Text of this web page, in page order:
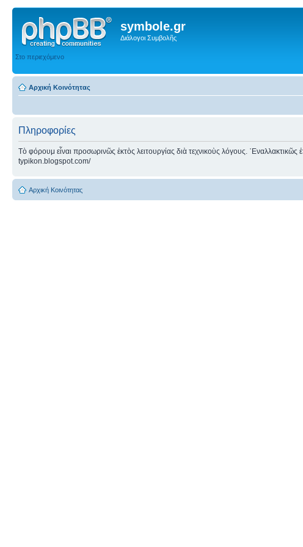
symbole.gr
Διάλογοι Συμβολῆς
Στο περιεχόμενο
Αρχική Κοινότητας
Πληροφορίες
Τὸ φόρουμ εἶναι προσωρινῶς ἐκτὸς λειτουργίας διὰ τεχνικοὺς λόγους.
typikon.blogspot.com/
Αρχική Κοινότητας